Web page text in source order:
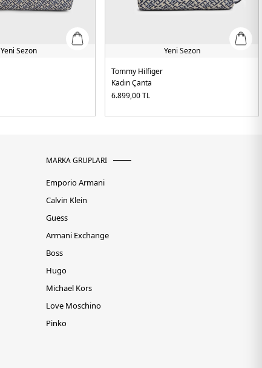
Yeni Sezon
Yeni Sezon
Tommy Hilfiger
Kadın Çanta
6.899,00TL
MARKA GRUPLARI
Emporio Armani
Calvin Klein
Guess
Armani Exchange
Boss
Hugo
Michael Kors
Love Moschino
Pinko